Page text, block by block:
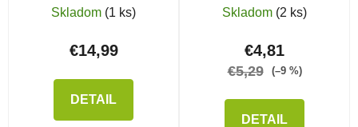
Skladom (1 ks)
€14,99
DETAIL
Skladom (2 ks)
€4,81
€5,29 (–9 %)
DETAIL